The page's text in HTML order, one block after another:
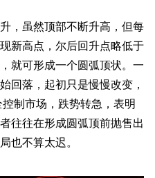
，虽然顶部不断升高，但每
新高点，尔后回升点略低于
就可形成一个圆弧顶状。一
回落，起初只是慢慢改变，
制市场，跌势转急，表明
往往在形成圆弧顶前抛售出
也不算太迟。